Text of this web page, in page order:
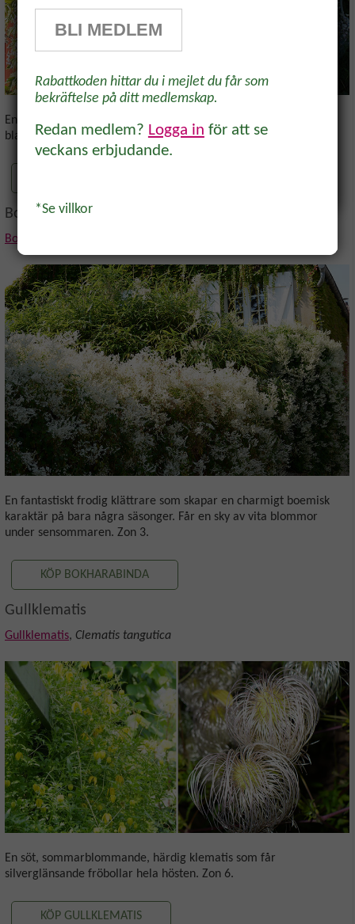
En tjusig klättrare med doftande blommor i maj-juni. Också
bladen är frodiga och mycket dekorativa. Zon 5.
Bokharabinda
Bokharabinda
En fantastiskt frodig klättrare som skapar en charmigt boemisk
karaktär på bara några säsonger. Får en sky av vita blommor
under sensommaren. Zon 3.
KÖP BOKHARABINDA
Gullklematis
Gullklematis, Clematis tangutica
En söt, sommarblommande, härdig klematis som får
silverglänsande fröbollar hela hösten. Zon 6.
KÖP GULLKLEMATIS
få 10% rabatt på ett köp* Tips,
inkorgen.
BLI MEDLEM
Rabattkoden hittar du i mejlet du får som
bekräftelse på ditt medlemskap.
Redan medlem? Logga in för att se
veckans erbjudande.
*Se villkor